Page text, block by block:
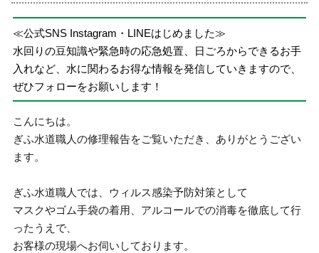
≪公式SNS Instagram・LINEはじめました≫
水回りの豆知識や緊急時の応急処置、日ごろからできるお手
入れなど、水に関わるお得な情報を発信していきますので、
ぜひフォローをお願いします！
こんにちは。
ぎふ水道職人の修理報告をご覧いただき、ありがとうござい
ます。
ぎふ水道職人では、ウィルス感染予防対策として
マスクやゴム手袋の着用、アルコールでの消毒を徹底して行
ったうえで、
お客様の現場へお伺いしております。